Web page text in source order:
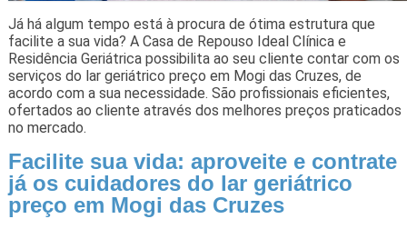
Já há algum tempo está à procura de ótima estrutura que
facilite a sua vida? A Casa de Repouso Ideal Clínica e
Residência Geriátrica possibilita ao seu cliente contar com os
serviços do lar geriátrico preço em Mogi das Cruzes, de
acordo com a sua necessidade. São profissionais eficientes,
ofertados ao cliente através dos melhores preços praticados
no mercado.
Facilite sua vida: aproveite e contrate
já os cuidadores do lar geriátrico
preço em Mogi das Cruzes